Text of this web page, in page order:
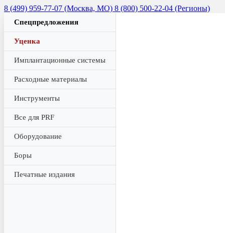
8 (499) 959-77-07 (Москва, МО) 8 (800) 500-22-04 (Регионы)
Спецпредложения
Уценка
Имплантационные системы
Расходные материалы
Инструменты
Все для PRF
Оборудование
Боры
Печатные издания